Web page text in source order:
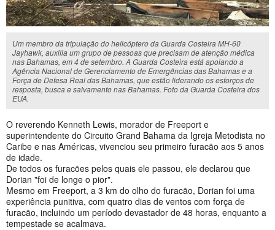
Um membro da tripulação do helicóptero da Guarda Costeira MH-60
Jayhawk, auxilia um grupo de pessoas que precisam de atenção médica
nas Bahamas, em 4 de setembro. A Guarda Costeira está apoiando a
Agência Nacional de Gerenciamento de Emergências das Bahamas e a
Força de Defesa Real das Bahamas, que estão liderando os esforços de
resposta, busca e salvamento nas Bahamas. Foto da Guarda Costeira dos
EUA.
O reverendo Kenneth Lewis, morador de Freeport e
superintendente do Circuito Grand Bahama da Igreja Metodista no
Caribe e nas Américas, vivenciou seu primeiro furacão aos 5 anos
de idade.
De todos os furacões pelos quais ele passou, ele declarou que
Dorian "foi de longe o pior".
Mesmo em Freeport, a 3 km do olho do furacão, Dorian foi uma
experiência punitiva, com quatro dias de ventos com força de
furacão, incluindo um período devastador de 48 horas, enquanto a
tempestade se acalmava.